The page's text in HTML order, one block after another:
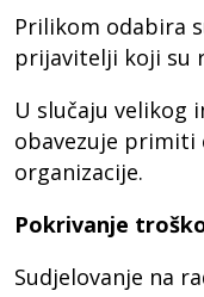
Prilikom odabira
prijavitelji koji su
U slučaju velikog
obavezuje primiti
organizacije.
Pokrivanje
Sudjelovanje na